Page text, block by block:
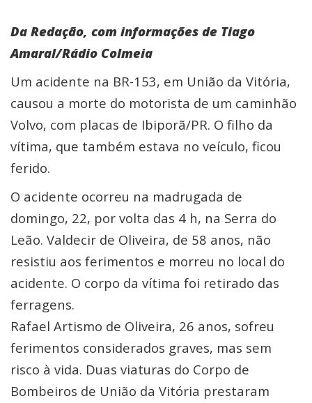
Da Redação, com informações de Tiago
Amaral/Rádio Colmeia
Um acidente na BR-153, em União da Vitória,
causou a morte do motorista de um caminhão
Volvo, com placas de Ibiporã/PR. O filho da
vítima, que também estava no veículo, ficou
ferido.
O acidente ocorreu na madrugada de
domingo, 22, por volta das 4 h, na Serra do
Leão. Valdecir de Oliveira, de 58 anos, não
resistiu aos ferimentos e morreu no local do
acidente. O corpo da vítima foi retirado das
ferragens.
Rafael Artismo de Oliveira, 26 anos, sofreu
ferimentos considerados graves, mas sem
risco à vida. Duas viaturas do Corpo de
Bombeiros de União da Vitória prestaram